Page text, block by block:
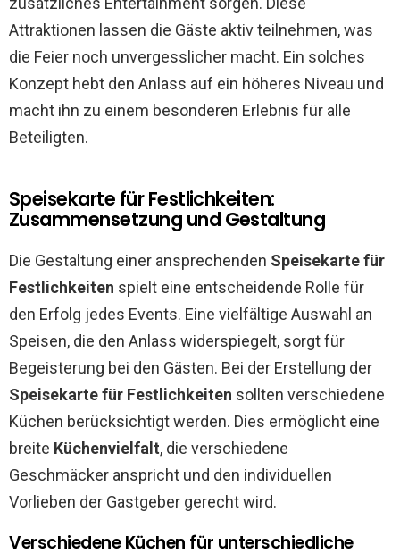
Attraktionen lassen die Gäste aktiv teilnehmen, was
die Feier noch unvergesslicher macht. Ein solches
Konzept hebt den Anlass auf ein höheres Niveau und
macht ihn zu einem besonderen Erlebnis für alle
Beteiligten.
Speisekarte für Festlichkeiten:
Zusammensetzung und Gestaltung
Die Gestaltung einer ansprechenden Speisekarte für
Festlichkeiten spielt eine entscheidende Rolle für
den Erfolg jedes Events. Eine vielfältige Auswahl an
Speisen, die den Anlass widerspiegelt, sorgt für
Begeisterung bei den Gästen. Bei der Erstellung der
Speisekarte für Festlichkeiten sollten verschiedene
Küchen berücksichtigt werden. Dies ermöglicht eine
breite Küchenvielfalt, die verschiedene
Geschmäcker anspricht und den individuellen
Vorlieben der Gastgeber gerecht wird.
Verschiedene Küchen für unterschiedliche